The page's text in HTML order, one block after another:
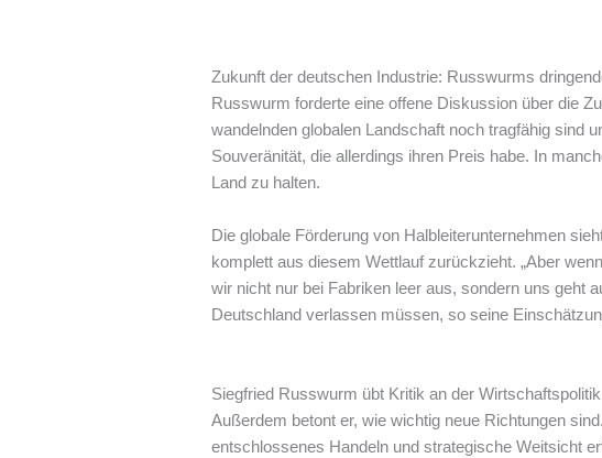
Zukunft der deutschen Industrie: Russwurms
Russwurm forderte eine offene Diskussion über die
wandelnden globalen Landschaft noch tragfähig sind
Souveränität, die allerdings ihren Preis habe. In
Land zu halten.
Die globale Förderung von Halbleiterunternehmen
komplett aus diesem Wettlauf zurückzieht. „Aber
wir nicht nur bei Fabriken leer aus, sondern uns geht
Deutschland verlassen müssen, so seine
Siegfried Russwurm übt Kritik an der
Außerdem betont er, wie wichtig neue Richtungen
entschlossenes Handeln und strategische Weitsicht